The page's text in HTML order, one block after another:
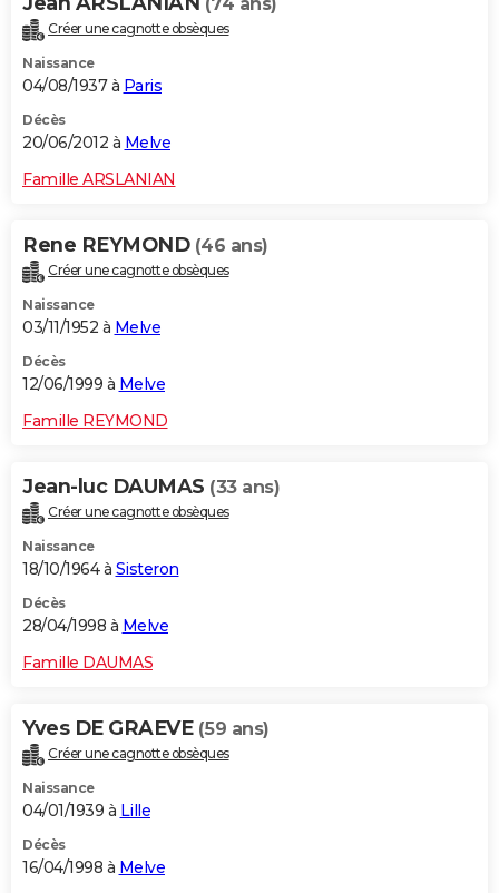
Créer une cagnotte obsèques
Naissance
04/08/1937 à Paris
Décès
20/06/2012 à Melve
Famille ARSLANIAN
Rene REYMOND (46 ans)
Créer une cagnotte obsèques
Naissance
03/11/1952 à Melve
Décès
12/06/1999 à Melve
Famille REYMOND
Jean-luc DAUMAS (33 ans)
Créer une cagnotte obsèques
Naissance
18/10/1964 à Sisteron
Décès
28/04/1998 à Melve
Famille DAUMAS
Yves DE GRAEVE (59 ans)
Créer une cagnotte obsèques
Naissance
04/01/1939 à Lille
Décès
16/04/1998 à Melve